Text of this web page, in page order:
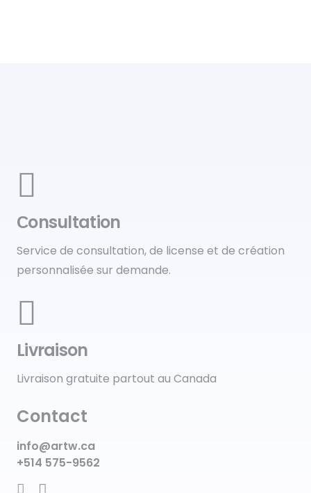
Сonsultation
Service de consultation, de license et de création
personnalisée sur demande.
Livraison
Livraison gratuite partout au Canada
Contact
info@artw.ca
+514 575-9562